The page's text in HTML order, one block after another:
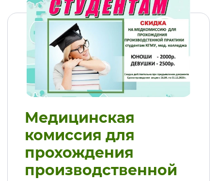
Медицинская
комиссия для
прохождения
производственной